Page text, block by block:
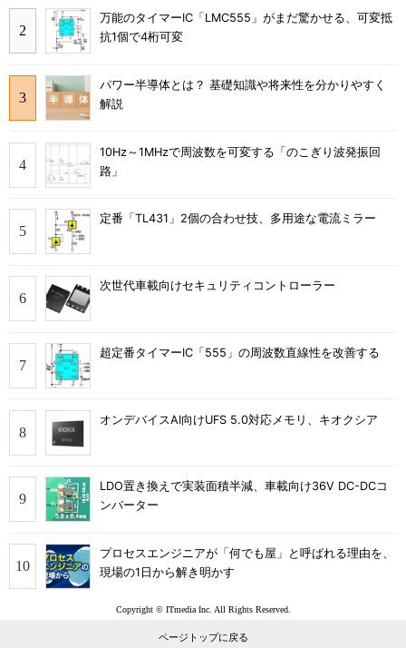
万能のタイマーIC「LMC555」がまだ驚かせる、可変抵
抗1個で4桁可変
パワー半導体とは？ 基礎知識や将来性を分かりやすく
解説
10Hz～1MHzで周波数を可変する「のこぎり波発振回
路」
定番「TL431」2個の合わせ技、多用途な電流ミラー
次世代車載向けセキュリティコントローラー
超定番タイマーIC「555」の周波数直線性を改善する
オンデバイスAI向けUFS 5.0対応メモリ、キオクシア
LDO置き換えで実装面積半減、車載向け36V DC-DCコ
ンバーター
プロセスエンジニアが「何でも屋」と呼ばれる理由を、
現場の1日から解き明かす
Copyright © ITmedia Inc. All Rights Reserved.
ページトップに戻る